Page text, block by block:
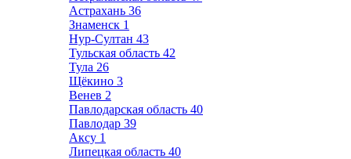
Астрахань 36
Знаменск 1
Нур-Султан 43
Тульская область 42
Тула 26
Щёкино 3
Венев 2
Павлодарская область 40
Павлодар 39
Аксу 1
Липецкая область 40